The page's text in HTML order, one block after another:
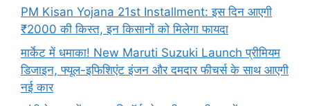
PM Kisan Yojana 21st Installment: इस दिन आएगी
₹2000 की किस्त, इन किसानों को मिलेगा फायदा
मार्केट में धमाका! New Maruti Suzuki Launch प्रीमियम
डिजाइन, फ्यूल-इफिशिएंट इंजन और दमदार फीचर्स के साथ आएगी
नई कार